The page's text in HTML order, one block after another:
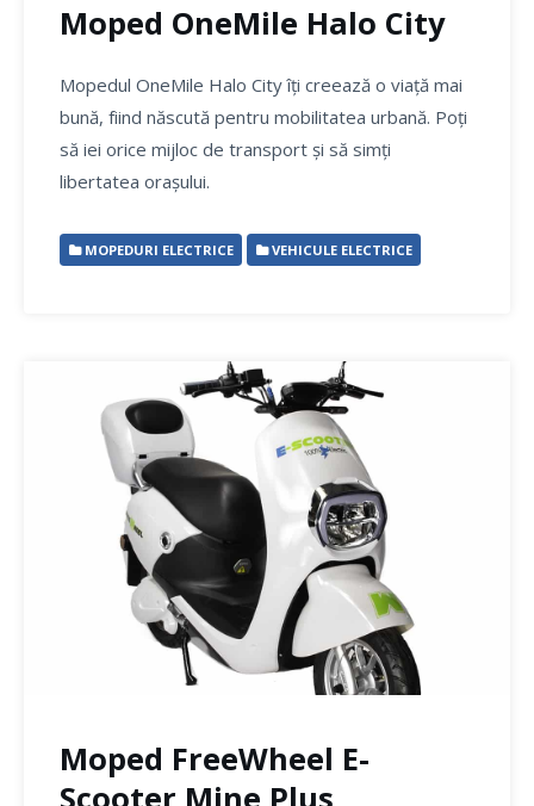
Moped OneMile Halo City
Mopedul OneMile Halo City îți creează o viață mai
bună, fiind născută pentru mobilitatea urbană. Poți
să iei orice mijloc de transport și să simți
libertatea orașului.
MOPEDURI ELECTRICE VEHICULE ELECTRICE
Moped FreeWheel E-
Scooter Mine Plus